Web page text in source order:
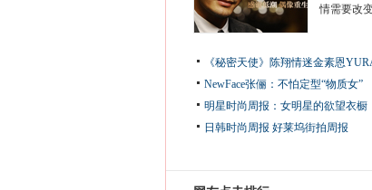
情需要改
《秘密天使》陈翔情迷金素恩
NewFace张俪：不怕定型“物质女”
明星时尚周报：女明星的欲望衣橱
日韩时尚周报 好莱坞街拍周报